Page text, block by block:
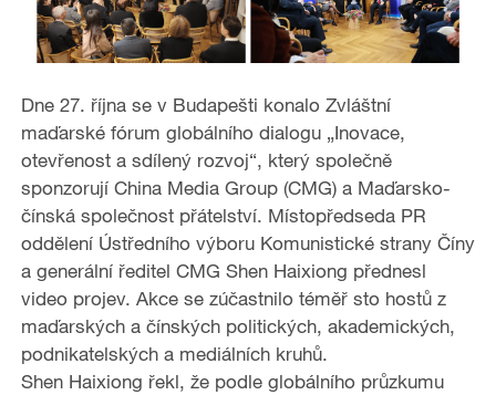
Dne 27. října se v Budapešti konalo Zvláštní
maďarské fórum globálního dialogu „Inovace,
otevřenost a sdílený rozvoj“, který společně
sponzorují China Media Group (CMG) a Maďarsko-
čínská společnost přátelství. Místopředseda PR
oddělení Ústředního výboru Komunistické strany Číny
a generální ředitel CMG Shen Haixiong přednesl
video projev. Akce se zúčastnilo téměř sto hostů z
maďarských a čínských politických, akademických,
podnikatelských a mediálních kruhů.
Shen Haixiong řekl, že podle globálního průzkumu